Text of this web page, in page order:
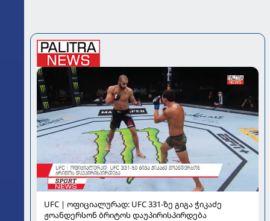
UFC | ოფიციალურად: UFC 331-ზე გიგა ჭიკაძე
ჟოანდერსონ ბრიტოს დაუპირისპირდება